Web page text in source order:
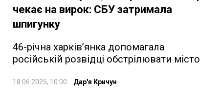
чекає на вирок: СБУ затримала
шпигунку
46-річна харків’янка допомагала
російській розвідці обстрілювати місто
18.06.2025, 10:00 Дар'я Кричун